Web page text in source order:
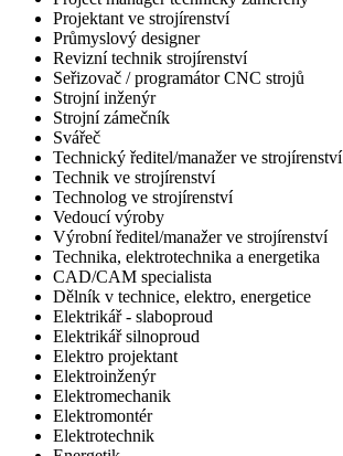
Projektant ve strojírenství
Průmyslový designer
Revizní technik strojírenství
Seřizovač / programátor CNC strojů
Strojní inženýr
Strojní zámečník
Svářeč
Technický ředitel/manažer ve strojírenství
Technik ve strojírenství
Technolog ve strojírenství
Vedoucí výroby
Výrobní ředitel/manažer ve strojírenství
Technika, elektrotechnika a energetika
CAD/CAM specialista
Dělník v technice, elektro, energetice
Elektrikář - slaboproud
Elektrikář silnoproud
Elektro projektant
Elektroinženýr
Elektromechanik
Elektromontér
Elektrotechnik